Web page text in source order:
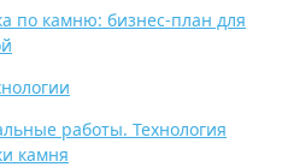
по камню: бизнес-план для
работы. Технология
камня